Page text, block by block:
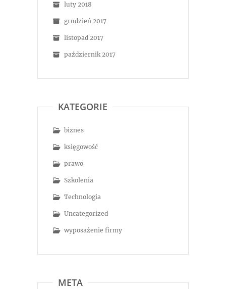
luty 2018
grudzień 2017
listopad 2017
październik 2017
KATEGORIE
biznes
księgowość
prawo
Szkolenia
Technologia
Uncategorized
wyposażenie firmy
META